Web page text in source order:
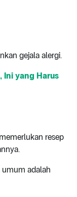
gejala alergi.
Ini yang Harus
resep
umum adalah